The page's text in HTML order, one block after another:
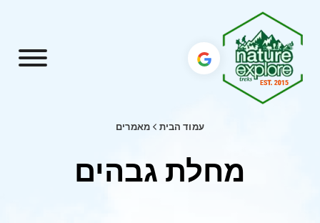
עמוד הבית מאמרים
מחלת גבהים